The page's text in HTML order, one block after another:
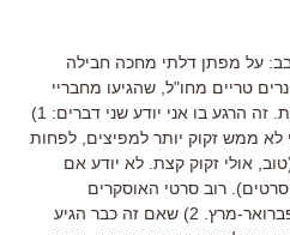
על מפתן דלתי מחכה חבילה
טריים מחו"ל, שהגיעו מחבריי
חברי האקדמיות והגילדות השונות. זה הרגע בו אני יודע שני דברים: 1)
לא ממש זקוק יותר למפיצים, לפחות
אולי זקוק קצת. לא יודע אם
רוב סרטי האוסקרים
מתוכננים להפצה בארץ באיזור פברואר-מרץ. 2) שאם זה כבר הגיע